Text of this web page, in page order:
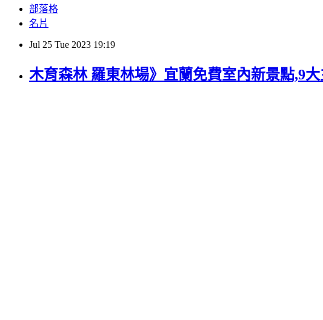
部落格
名片
Jul 25 Tue 2023 19:19
木育森林 羅東林場》宜蘭免費室內新景點,9